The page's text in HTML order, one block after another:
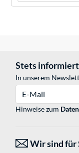
Stets informiert
In unserem
Hinweise zum
Wir sind für